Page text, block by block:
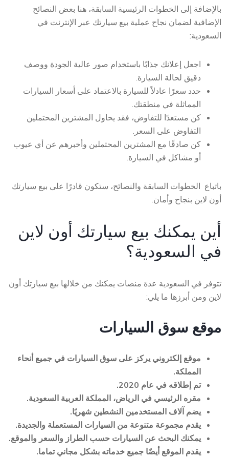
بالإضافة إلى الخطوات الرئيسية السابقة، هنا بعض النصائح
الإضافية لضمان نجاح عملية بيع سيارتك عبر الإنترنت في
السعودية:
اجعل إعلانك جذابًا باستخدام صور عالية الجودة ووصف
دقيق لحالة السيارة.
حدد سعرًا عادلاً للسيارة بالاعتماد على أسعار السيارات
المماثلة في منطقتك.
كن مستعدًا للتفاوض، فقد يحاول المشترين المحتملين
التفاوض على السعر.
كن صادقًا مع المشترين المحتملين وأخبرهم عن أي عيوب
أو مشاكل في السيارة.
باتباع الخطوات السابقة والنصائح، ستكون قادرًا على بيع سيارتك
أون لاين بنجاح وأمان.
أين يمكنك بيع سيارتك أون لاين
في السعودية؟
تتوفر في السعودية عدة منصات يمكنك من خلالها بيع سيارتك أون
لاين ومن أبرزها ما يلي:
موقع سوق السيارات
موقع إلكتروني يركز على سوق السيارات في جميع أنحاء
المملكة.
تم إطلاقه في عام 2020.
مقره الرئيسي في الرياض، المملكة العربية السعودية.
يضم آلاف المستخدمين النشطين شهريًا.
يقدم مجموعة متنوعة من السيارات المستعملة والجديدة.
يمكنك البحث عن السيارات حسب الطراز والسعر والموقع.
يقدم الموقع أيضًا جميع خدماته بشكل مجاني تماما.